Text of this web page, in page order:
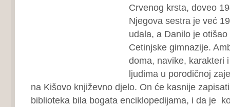
Crvenog krsta, doveo
Njegova sestra je već
udala, a Danilo je
Cetinjske gimnazije.
doma, navike, karakteri
ljudima u porodičnoj
na Kišovo književno djelo. On će kasnije
biblioteka bila bogata enciklopedijama, i da je